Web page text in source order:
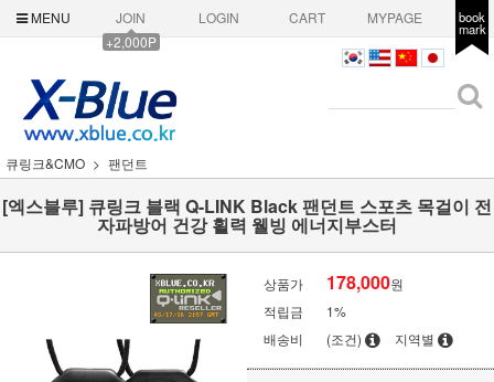
MENU
JOIN
+2,000P
LOGIN CART MYPAGE book
mark
큐링크&CMO 팬던트
[엑스블루] 큐링크 블랙 Q-LINK Black 팬던트 스포츠 목걸이 전
자파방어 건강 횔력 웰빙 에너지부스터
상품가 178,000원
적립금
1%
배송비
(조건) 지역별